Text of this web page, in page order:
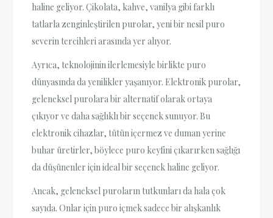
haline geliyor. Çikolata, kahve, vanilya gibi farklı
tatlarla zenginleştirilen purolar, yeni bir nesil puro
severin tercihleri arasında yer alıyor.
Ayrıca, teknolojinin ilerlemesiyle birlikte puro
dünyasında da yenilikler yaşanıyor. Elektronik purolar,
geleneksel purolara bir alternatif olarak ortaya
çıkıyor ve daha sağlıklı bir seçenek sunuyor. Bu
elektronik cihazlar, tütün içermez ve duman yerine
buhar üretirler, böylece puro keyfini çıkarırken sağlığı
da düşünenler için ideal bir seçenek haline geliyor.
Ancak, geleneksel puroların tutkunları da hala çok
sayıda. Onlar için puro içmek sadece bir alışkanlık